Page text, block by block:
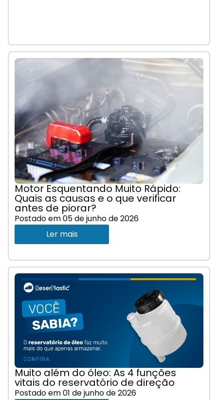
Motor Esquentando Muito Rápido:
Quais as causas e o que verificar
antes de piorar?
Postado em05 de junho de 2026
Ler mais
Muito além do óleo: As 4 funções
vitais do reservatório de direção
Postado em01 de junho de 2026